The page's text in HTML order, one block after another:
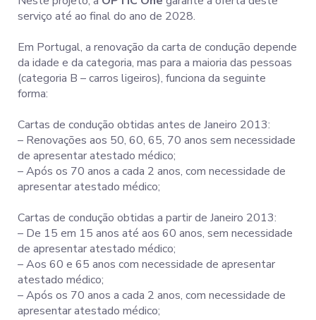
serviço até ao final do ano de 2028.
Em Portugal, a renovação da carta de condução depende
da idade e da categoria, mas para a maioria das pessoas
(categoria B – carros ligeiros), funciona da seguinte
forma:
Cartas de condução obtidas antes de Janeiro 2013:
– Renovações aos 50, 60, 65, 70 anos sem necessidade
de apresentar atestado médico;
– Após os 70 anos a cada 2 anos, com necessidade de
apresentar atestado médico;
Cartas de condução obtidas a partir de Janeiro 2013:
– De 15 em 15 anos até aos 60 anos, sem necessidade
de apresentar atestado médico;
– Aos 60 e 65 anos com necessidade de apresentar
atestado médico;
– Após os 70 anos a cada 2 anos, com necessidade de
apresentar atestado médico;